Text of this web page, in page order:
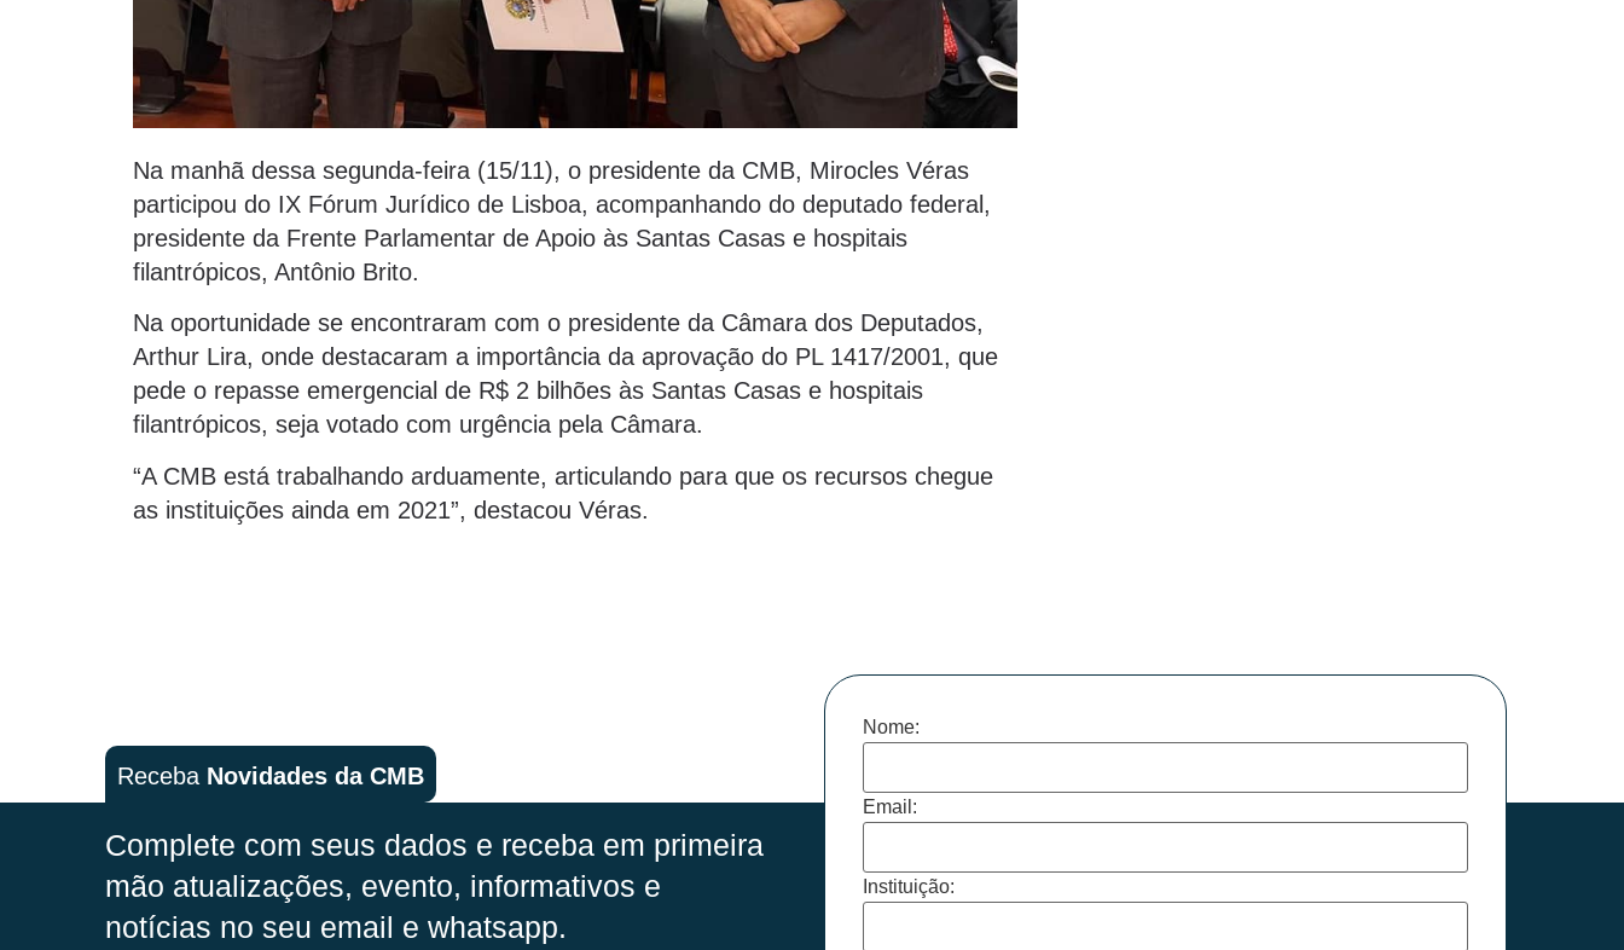
Na manhã dessa segunda-feira (15/11), o presidente da CMB, Mirocles Véras
participou do IX Fórum Jurídico de Lisboa, acompanhando do deputado federal,
presidente da Frente Parlamentar de Apoio às Santas Casas e hospitais
filantrópicos, Antônio Brito.
Na oportunidade se encontraram com o presidente da Câmara dos Deputados,
Arthur Lira, onde destacaram a importância da aprovação do PL 1417/2001, que
pede o repasse emergencial de R$ 2 bilhões às Santas Casas e hospitais
filantrópicos, seja votado com urgência pela Câmara.
“A CMB está trabalhando arduamente, articulando para que os recursos chegue
as instituições ainda em 2021”, destacou Véras.
Receba Novidades da CMB
Complete com seus dados e receba em primeira
mão atualizações, evento, informativos e
notícias no seu email e whatsapp.
Nome:
Email:
Instituição: